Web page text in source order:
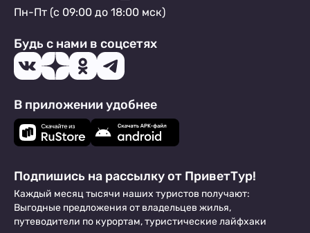
Пн-Пт (с 09:00 до 18:00 мск)
Будь с нами в соцсетях
В приложении удобнее
Подпишись на рассылку от ПриветТур!
Каждый месяц тысячи наших туристов получают:
Выгодные предложения от владельцев жилья,
путеводители по курортам, туристические лайфхаки